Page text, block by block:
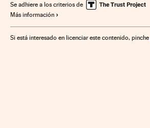
Se adhiere a los criterios de
Más información
Si está interesado en licenciar este contenido, pinche